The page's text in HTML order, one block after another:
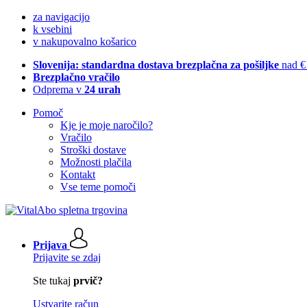
za navigacijo
k vsebini
v nakupovalno košarico
Slovenija: standardna dostava brezplačna za pošiljke nad
Brezplačno vračilo
Odprema v 24 urah
Pomoč
Kje je moje naročilo?
Vračilo
Stroški dostave
Možnosti plačila
Kontakt
Vse teme pomoči
Prijava
Prijavite se zdaj
Ste tukaj prvič?
Ustvarite račun